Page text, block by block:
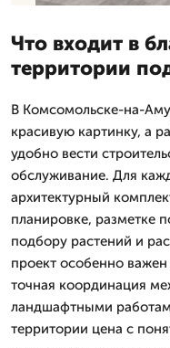
Что входит в
территории
В Комсомольске-на-
красивую картинку, а
удобно вести
обслуживание. Для
архитектурный
планировке, разметке
подбору растений и
проект особенно важен
точная координация
ландшафтными
территории цена с